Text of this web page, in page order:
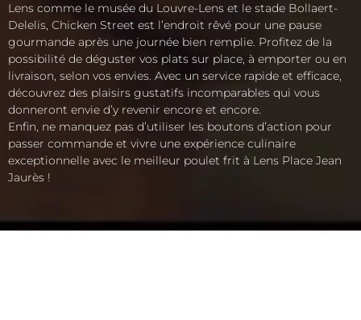
Lens comme le musée du Louvre-Lens et le stade Bollaert-
Delelis, Chicken Street est l’endroit rêvé pour une pause
gourmande après une journée bien remplie. Profitez de la
possibilité de déguster vos plats sur place, à emporter ou en
livraison, selon vos envies. Avec un service rapide et efficace,
découvrez des plaisirs gustatifs incomparables qui vous
donneront envie d’y revenir encore et encore.
Enfin, ne manquez pas d’utiliser les boutons d’action pour
passer commande et vivre une expérience culinaire
exceptionnelle avec le meilleur poulet frit à Lens Place Jean
Jaurès !